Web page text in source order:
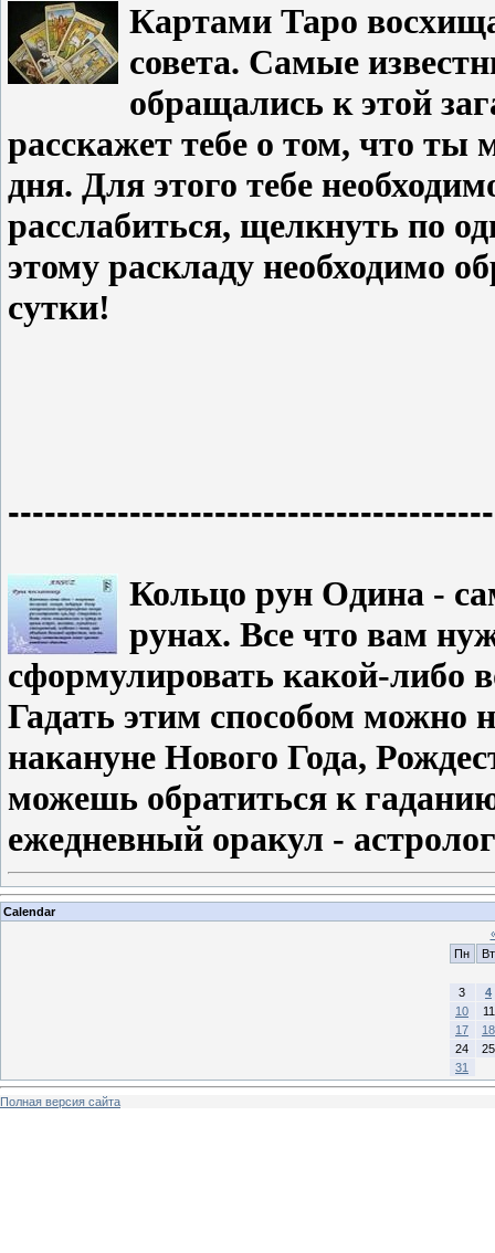
Картами Таро
совета. Самые
обращались к этой
расскажет тебе о том, что
дня. Для этого тебе
расслабиться, щелкнуть по
этому раскладу необходимо
сутки!
Кольцо рун Одина -
рунах. Все что вам
сформулировать какой-либо
Гадать этим способом можно
накануне Нового Года,
можешь обратиться к
ежедневный оракул -
Calendar
Пн
Вт
3
4
10
11
17
18
24
25
31
Полная версия сайта